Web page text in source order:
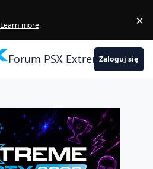
Learn more. ×
Forum PSX ExtremeZaloguj się